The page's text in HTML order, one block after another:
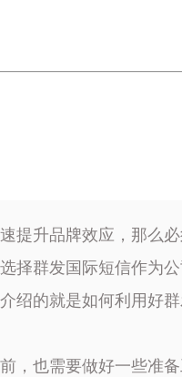
提升品牌效应，那么
择群发国际短信作为
绍的就是如何利用好
，也需要做好一些准